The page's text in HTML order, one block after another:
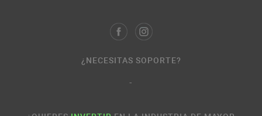
¿NECESITAS SOPORTE?
-